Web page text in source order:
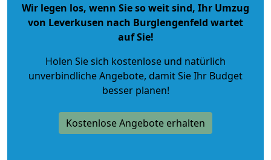
Wir legen los, wenn Sie so weit sind, Ihr Umzug
von Leverkusen nach Burglengenfeld wartet
auf Sie!
Holen Sie sich kostenlose und natürlich
unverbindliche Angebote, damit Sie Ihr Budget
besser planen!
Kostenlose Angebote erhalten